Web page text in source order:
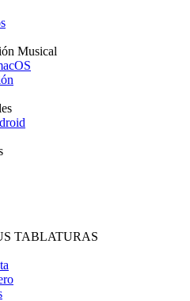
Musical
TABLATURAS